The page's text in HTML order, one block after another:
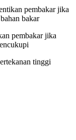
pembakar jika
bakar
pembakar jika
tinggi